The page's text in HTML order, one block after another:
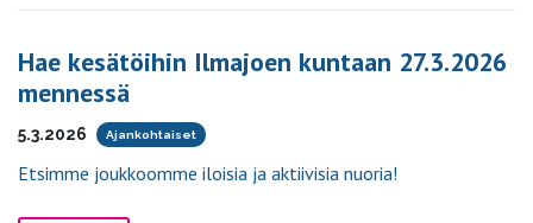
Hae kesätöihin Ilmajoen kuntaan 27.3.2026
mennessä
5.3.2026 Ajankohtaiset
Etsimme joukkoomme iloisia ja aktiivisia nuoria!